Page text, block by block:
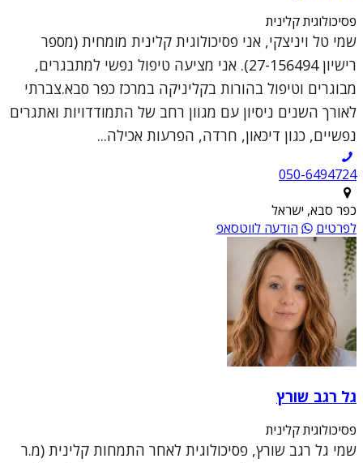
פסיכולוגית קלינית
שמי טל ויניצקי, אני פסיכולוגית קלינית מומחית (מספר
רישיון 27-156494). אני מציעה טיפול נפשי למתבגרים,
מבוגרים וטיפול בהורות בקליניקה במרכז כפר סבא.צברתי
לאורך השנים ניסיון עם מגוון רחב של התמודדויות ואתגרים
נפשיים, כגון דיכאון, חרדה, הפרעות אכילה...
050-6494724
כפר סבא, ישראל
לפרטים
הודעה לווטסאפ
גל רגב שורץ
פסיכולוגית קלינית
שמי גל רגב שורץ, פסיכולוגית לאחר התמחות קלינית (מ.ר